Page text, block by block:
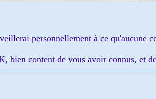
personnellement à ce qu'aucune
bien content de vous avoir connus, et